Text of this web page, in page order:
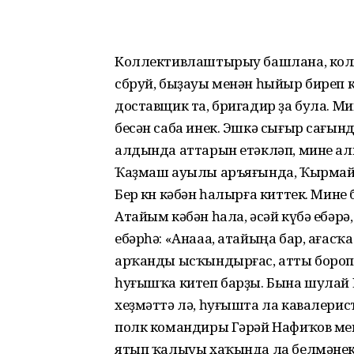
Коллективлаштырыу башлана,
сбруй, быҙауы менән һыйыр биреп
доставщик та, бригадир ҙа була.
бесән саба инек. Эшкә сығыр
алдында аттарын етәкләп, мине
Ҡаҙмаш ауылы аръяғында, Ҡырмай
Бер көн кәбән һалырға киттек.
Атайым кәбән һала, әсәй күбә
ебәрһә: «Анааа, атайыңа бар,
арҡанды ысҡындырғас, атты бороп
һуғышҡа китеп барҙы. Бына
хеҙмәттә лә, һуғышта ла
полк командиры Гәрәй Нафиҡов
ятып ҡалыуы хаҡында ла